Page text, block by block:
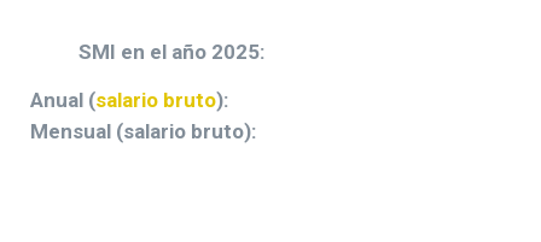
SMI en el año 2025:
Anual (salario bruto):
Mensual (salario bruto):